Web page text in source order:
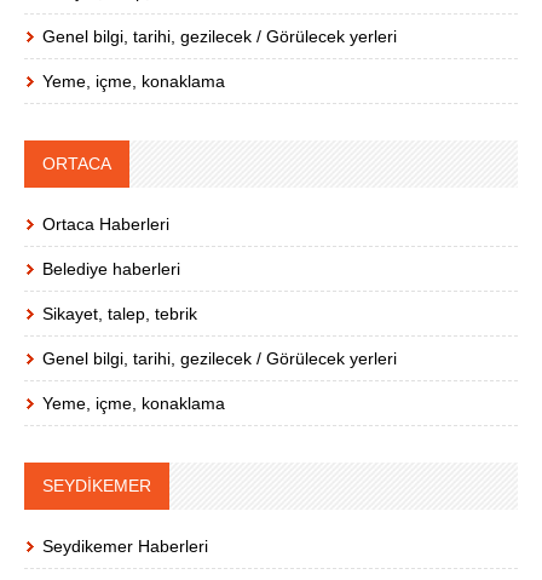
Genel bilgi, tarihi, gezilecek / Görülecek yerleri
Yeme, içme, konaklama
ORTACA
Ortaca Haberleri
Belediye haberleri
Sikayet, talep, tebrik
Genel bilgi, tarihi, gezilecek / Görülecek yerleri
Yeme, içme, konaklama
SEYDİKEMER
Seydikemer Haberleri